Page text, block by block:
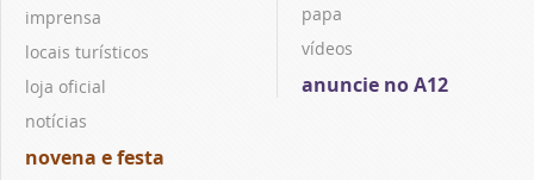
imprensa
locais turísticos
loja oficial
notícias
novena e festa
papa
vídeos
anuncie no A12